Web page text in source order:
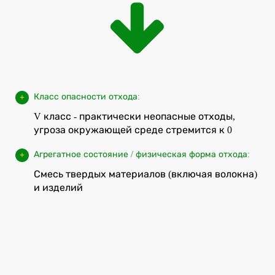
Класс опасности отхода:
V класс - практически неопасные отходы,
угроза окружающей среде стремится к 0
Агрегатное состояние / физическая форма отхода:
Смесь твердых материалов (включая волокна)
и изделий